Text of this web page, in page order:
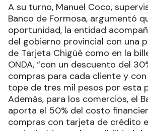
A su turno, Manuel Coco,
Banco de Formosa, argumentó
oportunidad, la entidad
del gobierno provincial con una
de Tarjeta Chigüé como en la
ONDA, “con un descuento del
compras para cada cliente y
tope de tres mil pesos por esta
Además, para los comercios, el
aporta el 50% del costo
compras con tarjeta de crédito